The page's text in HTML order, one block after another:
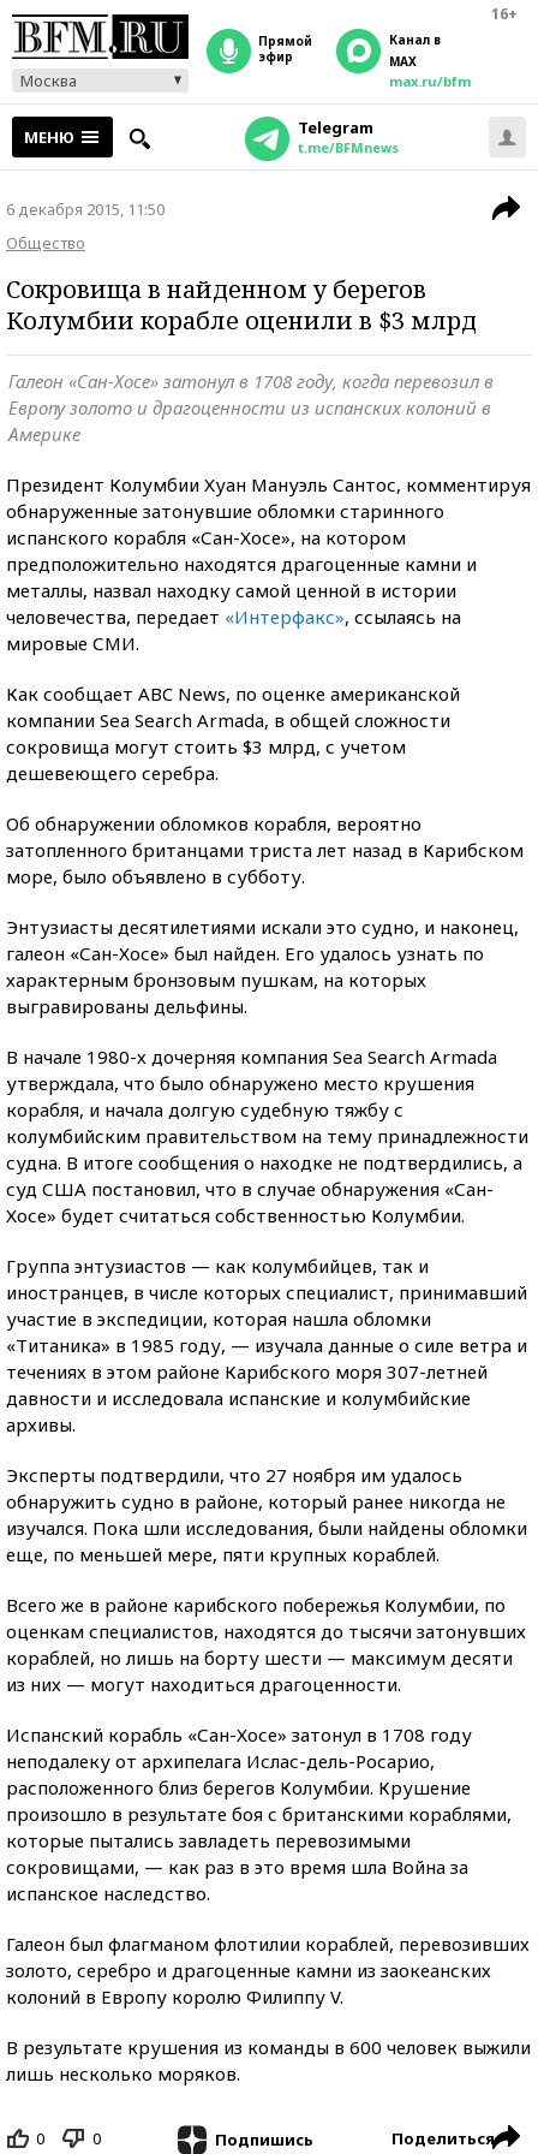
16+
Москва
прямой
эфир
Канал в
MAX
max.ru/bfm
МЕНЮ Telegram
t.me/BFMnews
6 декабря 2015, 11:50
Общество
Сокровища в найденном у берегов
Колумбии корабле оценили в $3 млрд
Галеон «Сан-Хосе» затонул в 1708 году, когда перевозил в
Европу золото и драгоценности из испанских колоний в
Америке
Президент Колумбии Хуан Мануэль Сантос, комментируя
обнаруженные затонувшие обломки старинного
испанского корабля «Сан-Хосе», на котором
предположительно находятся драгоценные камни и
металлы, назвал находку самой ценной в истории
человечества, передает «Интерфакс», ссылаясь на
мировые СМИ.
Как сообщает ABC News, по оценке американской
компании Sea Search Armada, в общей сложности
сокровища могут стоить $3 млрд, с учетом
дешевеющего серебра.
Об обнаружении обломков корабля, вероятно
затопленного британцами триста лет назад в Карибском
море, было объявлено в субботу.
Энтузиасты десятилетиями искали это судно, и наконец,
галеон «Сан-Хосе» был найден. Его удалось узнать по
характерным бронзовым пушкам, на которых
выгравированы дельфины.
В начале 1980-х дочерняя компания Sea Search Armada
утверждала, что было обнаружено место крушения
корабля, и начала долгую судебную тяжбу с
колумбийским правительством на тему принадлежности
судна. В итоге сообщения о находке не подтвердились, а
суд США постановил, что в случае обнаружения «Сан-
Хосе» будет считаться собственностью Колумбии.
Группа энтузиастов — как колумбийцев, так и
иностранцев, в числе которых специалист, принимавший
участие в экспедиции, которая нашла обломки
«Титаника» в 1985 году, — изучала данные о силе ветра и
течениях в этом районе Карибского моря 307-летней
давности и исследовала испанские и колумбийские
архивы.
Эксперты подтвердили, что 27 ноября им удалось
обнаружить судно в районе, который ранее никогда не
изучался. Пока шли исследования, были найдены обломки
еще, по меньшей мере, пяти крупных кораблей.
Всего же в районе карибского побережья Колумбии, по
оценкам специалистов, находятся до тысячи затонувших
кораблей, но лишь на борту шести — максимум десяти
из них — могут находиться драгоценности.
Испанский корабль «Сан-Хосе» затонул в 1708 году
неподалеку от архипелага Ислас-дель-Росарио,
расположенного близ берегов Колумбии. Крушение
произошло в результате боя с британскими кораблями,
которые пытались завладеть перевозимыми
сокровищами, — как раз в это время шла Война за
испанское наследство.
Галеон был флагманом флотилии кораблей, перевозивших
золото, серебро и драгоценные камни из заокеанских
колоний в Европу королю Филиппу V.
В результате крушения из команды в 600 человек выжили
лишь несколько моряков.
0 0 Подпишись Поделиться